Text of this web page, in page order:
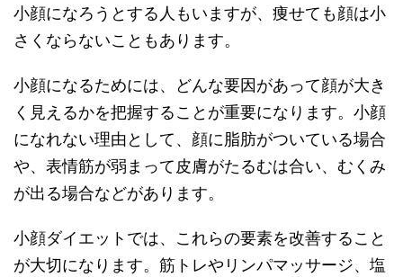
小顔になろうとする人もいますが、痩せても顔は小
さくならないこともあります。
小顔になるためには、どんな要因があって顔が大き
く見えるかを把握することが重要になります。小顔
になれない理由として、顔に脂肪がついている場合
や、表情筋が弱まって皮膚がたるむは合い、むくみ
が出る場合などがあります。
小顔ダイエットでは、これらの要素を改善すること
が大切になります。筋トレやリンパマッサージ、塩